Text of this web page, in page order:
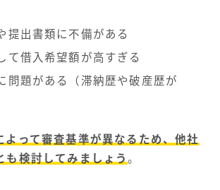
提出書類に不備がある
て借入希望額が高すぎる
問題がある（滞納歴や破産歴が
よって審査基準が異なるため、他社
も検討してみましょう。